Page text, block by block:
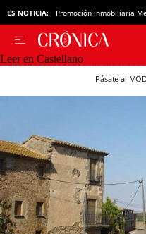
ES NOTICIA: Promoción inmobiliaria
Leer en Castellano
Pásate al